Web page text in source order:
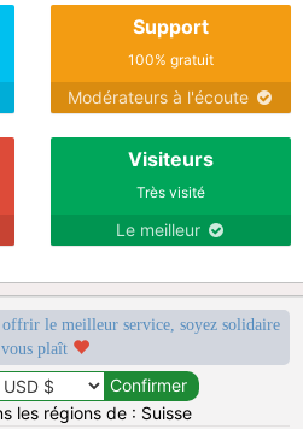
Support
100% gratuit
Modérateurs à l'écoute
Visiteurs
Très visité
Le meilleur
le meilleur service, soyez solidaire
plaît
les régions de : Suisse